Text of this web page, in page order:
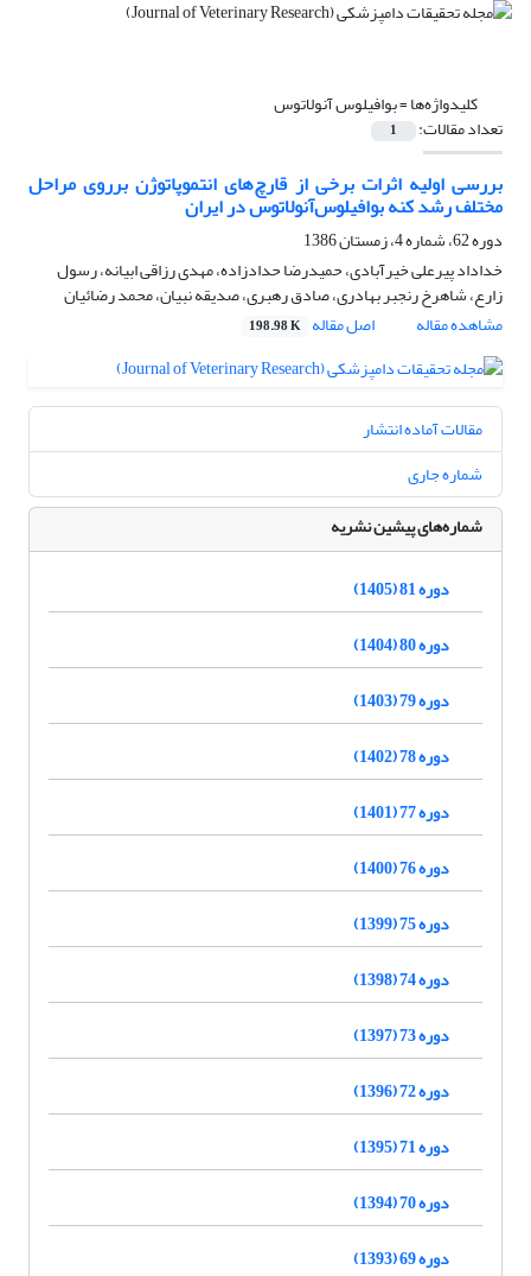
کلیدواژه‌ها =بوافیلوس آنولاتوس
تعداد مقالات: 1
بررسی اولیه اثرات برخی از قارچ‌های انتموپاتوژن برروی مراحل
مختلف رشد کنه بوافیلوس‌آنولاتوس در ایران
دوره 62، شماره 4، زمستان 1386
خداداد پیرعلی خیرآبادی، حمیدرضا حدادزاده، مهدی رزاقی ابیانه، رسول
زارع، شاهرخ رنجبر بهادری، صادق رهبری، صدیقه نبیان، محمد رضائیان
مشاهده مقاله
اصل مقاله 198.98 K
مقالات آماده انتشار
شماره جاری
شماره‌های پیشین نشریه
دوره 81 (1405)
دوره 80 (1404)
دوره 79 (1403)
دوره 78 (1402)
دوره 77 (1401)
دوره 76 (1400)
دوره 75 (1399)
دوره 74 (1398)
دوره 73 (1397)
دوره 72 (1396)
دوره 71 (1395)
دوره 70 (1394)
دوره 69 (1393)